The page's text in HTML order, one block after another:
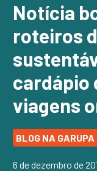
Notícia
roteiros
cardápio
viagens
BLOG NA GARUPA
6 de dezembro de